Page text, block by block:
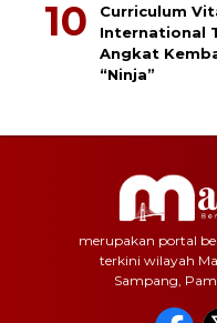
Curriculum
International
Angkat
“Ninja”
merupakan portal
terkini wilayah
Sampang,